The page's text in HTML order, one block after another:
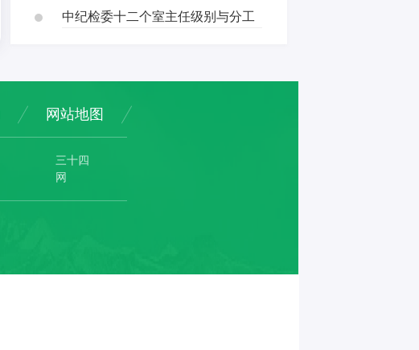
中纪检委十二个室主任级别与分工
网站地图
三十四
网